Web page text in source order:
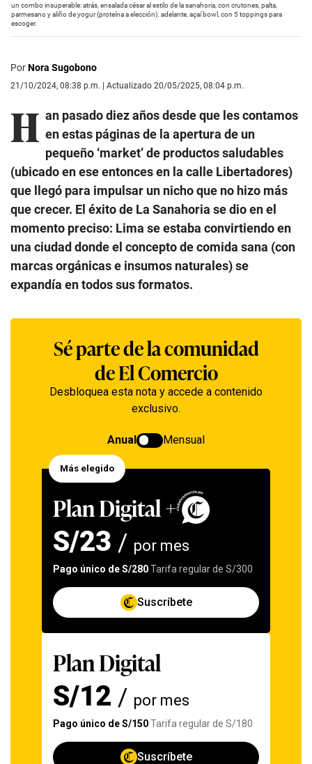
un combo insuperable: atrás, ensalada césar al estilo de la sanahoria, con crutones, palta,
parmesano y aliño de yogur (proteína a elección). adelante, açaí bowl, con 5 toppings para
escoger.
PorNora Sugobono
21/10/2024, 08:38 p.m. | Actualizado 20/05/2025, 08:04 p.m.
H an pasado diez años desde que les contamos
en estas páginas de la apertura de un
pequeño ‘market’ de productos saludables
(ubicado en ese entonces en la calle Libertadores)
que llegó para impulsar un nicho que no hizo más
que crecer. El éxito de La Sanahoria se dio en el
momento preciso: Lima se estaba convirtiendo en
una ciudad donde el concepto de comida sana (con
marcas orgánicas e insumos naturales) se
expandía en todos sus formatos.